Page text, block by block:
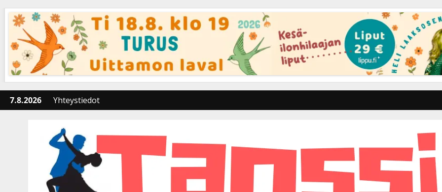
content
7.8.2026 Yhteystiedot